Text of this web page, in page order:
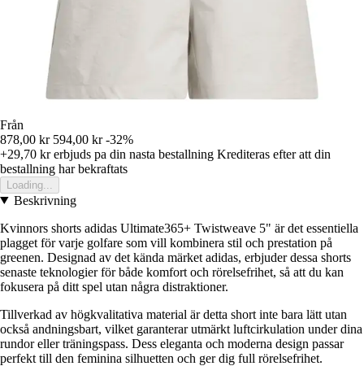
Från
878,00 kr 594,00 kr -32%
+29,70 krerbjuds pa din nasta bestallning Krediteras efter att din
bestallning har bekraftats
Loading...
Beskrivning
Kvinnors shorts adidas Ultimate365+ Twistweave 5" är det essentiella
plagget för varje golfare som vill kombinera stil och prestation på
greenen. Designad av det kända märket adidas, erbjuder dessa shorts
senaste teknologier för både komfort och rörelsefrihet, så att du kan
fokusera på ditt spel utan några distraktioner.
Tillverkad av högkvalitativa material är detta short inte bara lätt utan
också andningsbart, vilket garanterar utmärkt luftcirkulation under dina
rundor eller träningspass. Dess eleganta och moderna design passar
perfekt till den feminina silhuetten och ger dig full rörelsefrihet.